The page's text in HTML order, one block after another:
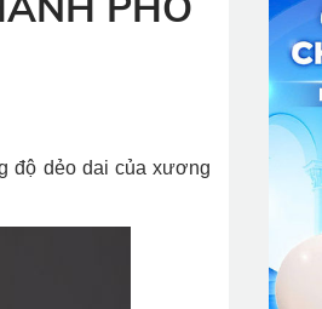
độ dẻo dai của xương